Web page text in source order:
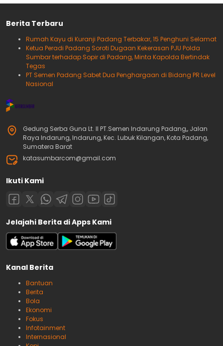
Berita Terbaru
Rumah Kayu di Kuranji Padang Terbakar, 15 Penghuni Selamat
Ketua Peradi Padang Soroti Dugaan Kekerasan PJU Polda
Sumbar terhadap Sopir di Padang, Minta Kapolda Bertindak
Tegas
PT Semen Padang Sabet Dua Penghargaan di Bidang PR Level
Nasional
Gedung Serba Guna Lt. II PT.Semen Indarung Padang,, Jalan
Raya Indarung, Indarung, Kec. Lubuk Kilangan, Kota Padang,
Sumatera Barat
katasumbarcom@gmail.com
Ikuti Kami
Jelajahi Berita di Apps Kami
Kanal Berita
Bantuan
Berita
Bola
Ekonomi
Fokus
Infotainment
Internasional